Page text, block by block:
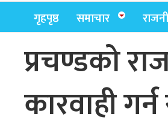
गृहपृष्ठ समाचार
प्रचण्डको
कारवाही